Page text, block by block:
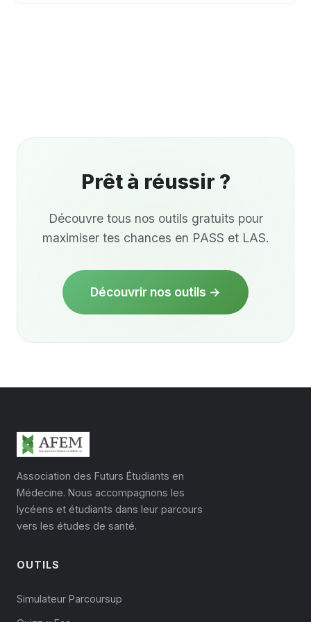
Prêt à réussir ?
Découvre tous nos outils gratuits pour
maximiser tes chances en PASS et LAS.
Découvrir nos outils →
Association des Futurs Étudiants en
Médecine. Nous accompagnons les
lycéens et étudiants dans leur parcours
vers les études de santé.
OUTILS
Simulateur Parcoursup